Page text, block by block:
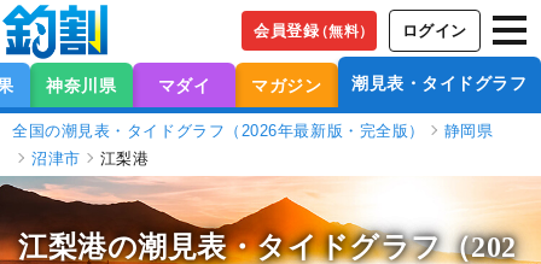
会員登録（無料） ログイン
神奈川県 マダイ マガジン 潮見表・タイドグラフ
全国の潮見表・タイドグラフ（2026年最新版・完全版）
静岡県
沼津市
江梨港
江梨港の潮見表・タイドグラフ（202